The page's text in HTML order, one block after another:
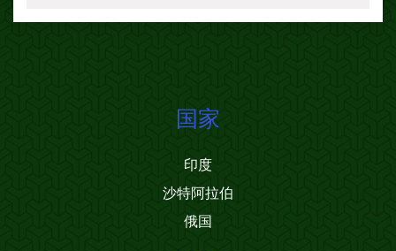
国家
印度
沙特阿拉伯
俄国